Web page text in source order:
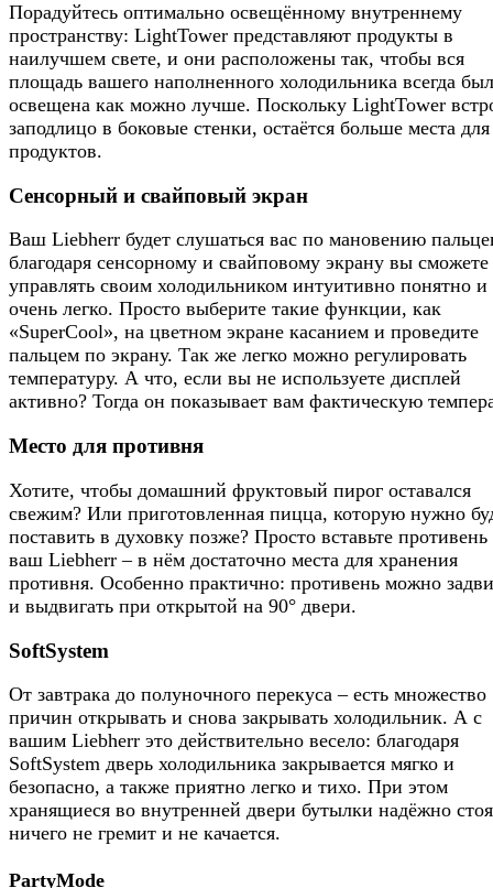
Порадуйтесь оптимально освещённому внутреннему
пространству: LightTower представляют продукты в
наилучшем свете, и они расположены так, чтобы вся
площадь вашего наполненного холодильника всегда
освещена как можно лучше. Поскольку LightTower
заподлицо в боковые стенки, остаётся больше места для
продуктов.
Сенсорный и свайповый экран
Ваш Liebherr будет слушаться вас по мановению
благодаря сенсорному и свайповому экрану вы сможете
управлять своим холодильником интуитивно понятно и
очень легко. Просто выберите такие функции, как
«SuperCool», на цветном экране касанием и проведите
пальцем по экрану. Так же легко можно регулировать
температуру. А что, если вы не используете дисплей
активно? Тогда он показывает вам фактическую
Место для противня
Хотите, чтобы домашний фруктовый пирог оставался
свежим? Или приготовленная пицца, которую нужно
поставить в духовку позже? Просто вставьте противень
ваш Liebherr – в нём достаточно места для хранения
противня. Особенно практично: противень можно
и выдвигать при открытой на 90° двери.
SoftSystem
От завтрака до полуночного перекуса – есть множество
причин открывать и снова закрывать холодильник. А с
вашим Liebherr это действительно весело: благодаря
SoftSystem дверь холодильника закрывается мягко и
безопасно, а также приятно легко и тихо. При этом
хранящиеся во внутренней двери бутылки надёжно
ничего не гремит и не качается.
PartyMode